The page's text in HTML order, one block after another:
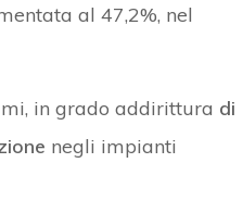
al 47,2%, nel
in grado addirittura di
negli impianti